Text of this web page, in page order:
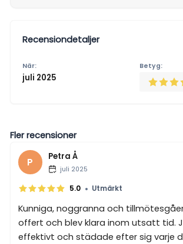
Recensiondetaljer
När:
juli 2025
Betyg:
Fler recensioner
P Petra Å
juli 2025
5.0 • Utmärkt
Kunniga, noggranna och
offert och blev klara inom utsatt tid.
effektivt och städade efter sig varje